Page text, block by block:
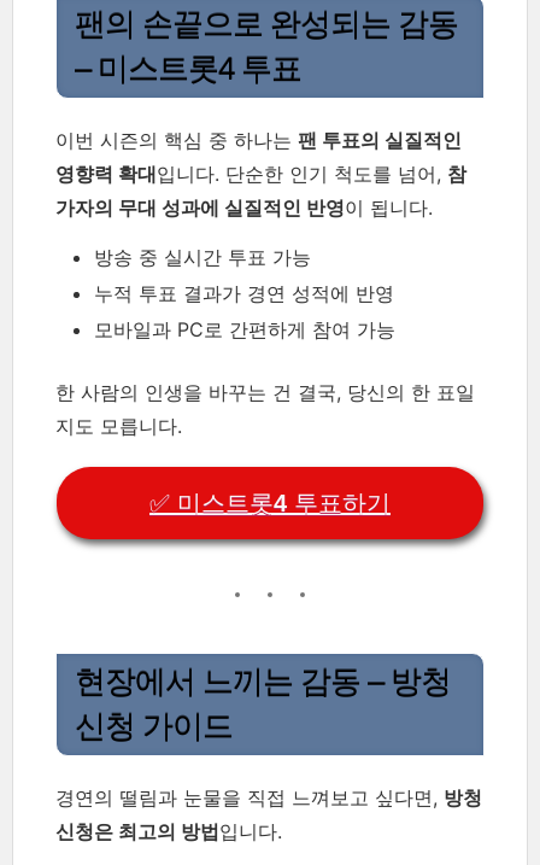
팬의 손끝으로 완성되는 감동
– 미스트롯4 투표
이번 시즌의 핵심 중 하나는 팬 투표의 실질적인
영향력 확대입니다. 단순한 인기 척도를 넘어, 참
가자의 무대 성과에 실질적인 반영이 됩니다.
방송 중 실시간 투표 가능
누적 투표 결과가 경연 성적에 반영
모바일과 PC로 간편하게 참여 가능
한 사람의 인생을 바꾸는 건 결국, 당신의 한 표일
지도 모릅니다.
✅ 미스트롯4 투표하기
현장에서 느끼는 감동 – 방청
신청 가이드
경연의 떨림과 눈물을 직접 느껴보고 싶다면, 방청
신청은 최고의 방법입니다.